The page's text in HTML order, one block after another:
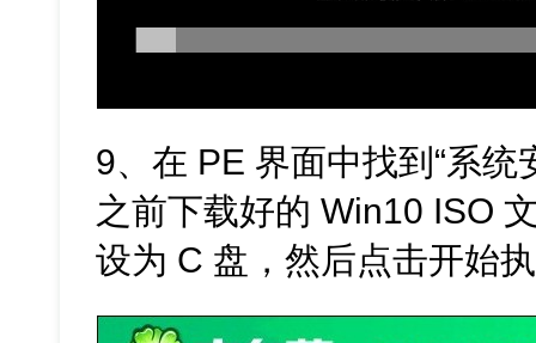
9、在 PE 界面中找到“系统
之前下载好的 Win10 ISO
设为 C 盘，然后点击开始